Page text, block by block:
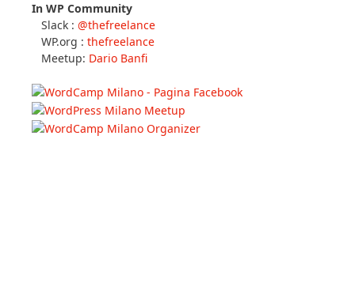
In WP Community
Slack : @thefreelance
WP.org : thefreelance
Meetup: Dario Banfi